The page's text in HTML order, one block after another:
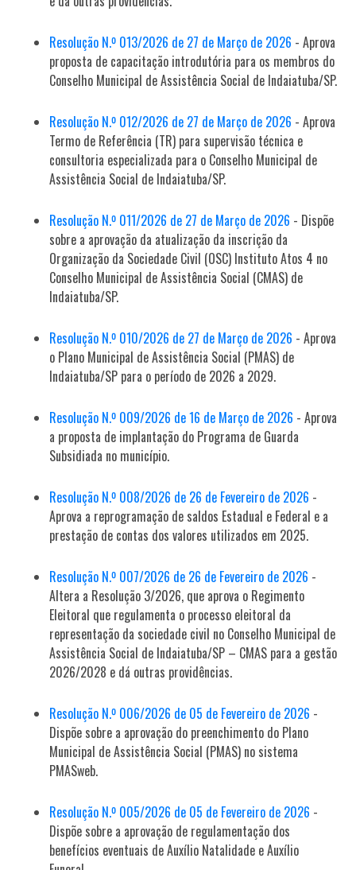
Resolução N.º 013/2026 de 27 de Março de 2026 - Aprova
proposta de capacitação introdutória para os membros do
Conselho Municipal de Assistência Social de Indaiatuba/SP.
Resolução N.º 012/2026 de 27 de Março de 2026 - Aprova
Termo de Referência (TR) para supervisão técnica e
consultoria especializada para o Conselho Municipal de
Assistência Social de Indaiatuba/SP.
Resolução N.º 011/2026 de 27 de Março de 2026 - Dispõe
sobre a aprovação da atualização da inscrição da
Organização da Sociedade Civil (OSC) Instituto Atos 4 no
Conselho Municipal de Assistência Social (CMAS) de
Indaiatuba/SP.
Resolução N.º 010/2026 de 27 de Março de 2026 - Aprova
o Plano Municipal de Assistência Social (PMAS) de
Indaiatuba/SP para o período de 2026 a 2029.
Resolução N.º 009/2026 de 16 de Março de 2026 - Aprova
a proposta de implantação do Programa de Guarda
Subsidiada no município.
Resolução N.º 008/2026 de 26 de Fevereiro de 2026 -
Aprova a reprogramação de saldos Estadual e Federal e a
prestação de contas dos valores utilizados em 2025.
Resolução N.º 007/2026 de 26 de Fevereiro de 2026 -
Altera a Resolução 3/2026, que aprova o Regimento
Eleitoral que regulamenta o processo eleitoral da
representação da sociedade civil no Conselho Municipal de
Assistência Social de Indaiatuba/SP – CMAS para a gestão
2026/2028 e dá outras providências.
Resolução N.º 006/2026 de 05 de Fevereiro de 2026 -
Dispõe sobre a aprovação do preenchimento do Plano
Municipal de Assistência Social (PMAS) no sistema
PMASweb.
Resolução N.º 005/2026 de 05 de Fevereiro de 2026 -
Dispõe sobre a aprovação de regulamentação dos
benefícios eventuais de Auxílio Natalidade e Auxílio